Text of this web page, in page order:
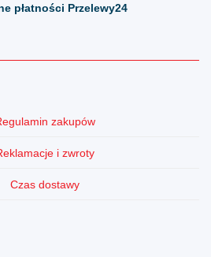
płatności Przelewy24
zakupów
i zwroty
Czas dostawy